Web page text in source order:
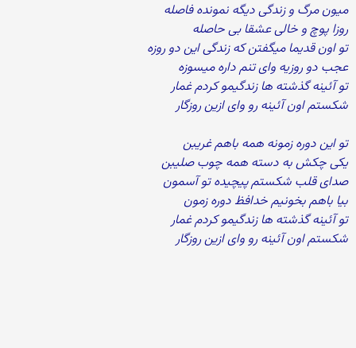
میون مرگ و زندگی دیگه نمونده فاصله
روزا پوچ و خالی عشقا بی حاصله
تو اون قدیما میگفتن که زندگی این دو روزه
عجب دو روزیه وای تنم داره میسوزه
تو آئینه گذشته ها زندگیمو کردم غمار
شکستم اون آئینه رو وای ازین روزگار
تو این دوره زمونه همه باهم غریبن
یکی چکش به دسته همه چوب صلیبن
صدای قلب شکستم پیچیده تو آسمون
بیا باهم بخونیم خدافظ دوره زمون
تو آئینه گذشته ها زندگیمو کردم غمار
شکستم اون آئینه رو وای ازین روزگار